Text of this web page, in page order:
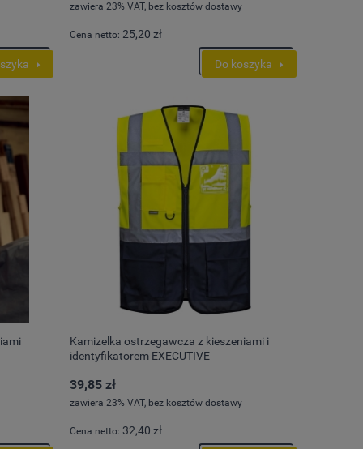
zawiera 23% VAT, bez kosztów dostawy
Cena netto: 25,20 zł
Do koszyka
Kamizelka ostrzegawcza z kieszeniami i
identyfikatorem EXECUTIVE
39,85 zł
zawiera 23% VAT, bez kosztów dostawy
Cena netto: 32,40 zł